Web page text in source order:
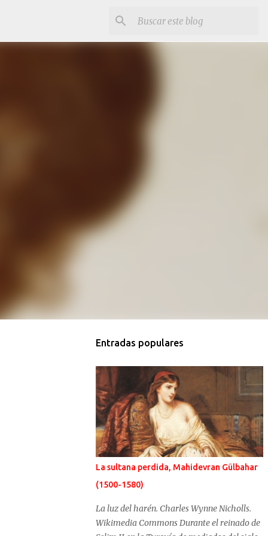
Entradas populares
La sultana perdida, Mahidevran Gülbahar
(1500-1580)
La luz del harén. Charles Wynne Nicholls.
Wikimedia Commons Durante el reinado de